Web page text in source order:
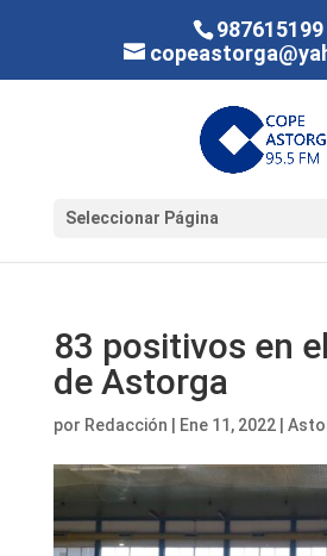
987615199
Seleccionar Página
83 positivos en
de Astorga
por Redacción Ene 11, 2022|